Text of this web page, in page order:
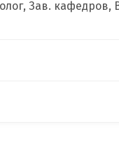
Зав. кафедров,